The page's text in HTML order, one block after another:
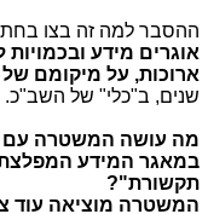
ההסבר למה זה בצו
אוגרים מידע
ארוכות, על מיקומם
שנים, ב"כלי" של השב"כ.
מה עושה המשטרה עם
במאגר המידע
תקשורת"?
המשטרה מוציאה עוד